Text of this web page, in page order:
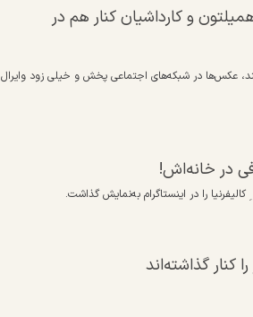
و کارداشیان کنار هم در
می‌شود که لبخند می‌زند و با همیلتون ۴۱ ساله صحبت می‌کند، عکس‌ها در شبکه‌های اجتماعی پخش و خیلی زود وایرال
کنار گذاشته‌اند